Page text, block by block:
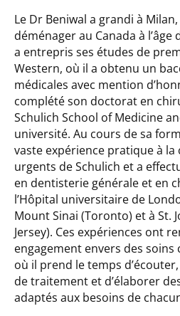
Le Dr Beniwal a grandi à
déménager au Canada à l’âge
a entrepris ses études de
Western, où il a obtenu un
médicales avec mention
complété son doctorat en
Schulich School of Medicine
université. Au cours de sa
vaste expérience pratique à la
urgents de Schulich et a
en dentisterie générale et en
l’Hôpital universitaire de
Mount Sinai (Toronto) et à St.
Jersey). Ces expériences ont
engagement envers des
où il prend le temps
de traitement et d’élaborer
adaptés aux besoins de